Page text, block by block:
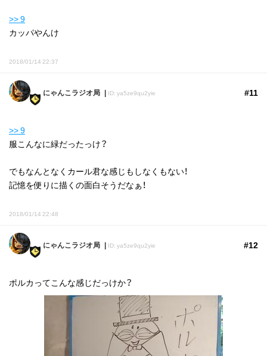
>> 9
カッパやんけ
2018/01/14 22:37
にゃんこラジオ局 ID: ya5ze9qu2yie #11
>> 9
服こんなに緑だったっけ？
でもなんとなくカール君な感じもしなくもない！
記憶を便りに描くの面白そうだなぁ！
2018/01/14 22:48
にゃんこラジオ局 ID: ya5ze9qu2yie #12
ポルカってこんな感じだっけか？